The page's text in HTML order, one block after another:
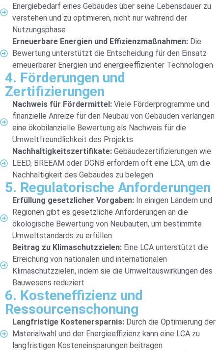
Energiebedarf eines Gebäudes über seine Lebensdauer zu
verstehen und zu optimieren, nicht nur während der
Nutzungsphase
Erneuerbare Energien und Effizienzmaßnahmen: Die
Bewertung unterstützt die Entscheidung für den Einsatz
erneuerbarer Energien und energieeffizienter Technologien
4. Förderungen und
Zertifizierungen
Nachweis für Fördermittel: Viele Förderprogramme und
finanzielle Anreize für den Neubau von Gebäuden verlangen
eine ökobilanzielle Bewertung als Nachweis für die
Umweltfreundlichkeit des Projekts
Nachhaltigkeitszertifikate: Gebäudezertifizierungen wie
LEED, BREEAM oder DGNB erfordern oft eine LCA, um die
Nachhaltigkeit des Gebäudes zu belegen
5. Regulatorische Anforderungen
Erfüllung gesetzlicher Vorgaben: In einigen Ländern und
Regionen gibt es gesetzliche Anforderungen an die
ökologische Bewertung von Neubauten, um bestimmte
Umweltstandards zu erfüllen
Beitrag zu Klimaschutzzielen: Eine LCA unterstützt die
Erreichung von nationalen und internationalen
Klimaschutzzielen, indem sie die Umweltauswirkungen des
Bauwesens reduziert
6. Kosteneffizienz und
Ressourcenschonung
Langfristige Kostenersparnis: Durch die Optimierung der
Materialwahl und der Energieeffizienz kann eine LCA zu
langfristigen Kosteneinsparungen beitragen